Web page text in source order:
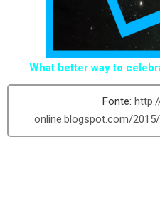
What better way to
online.blogspot.com/